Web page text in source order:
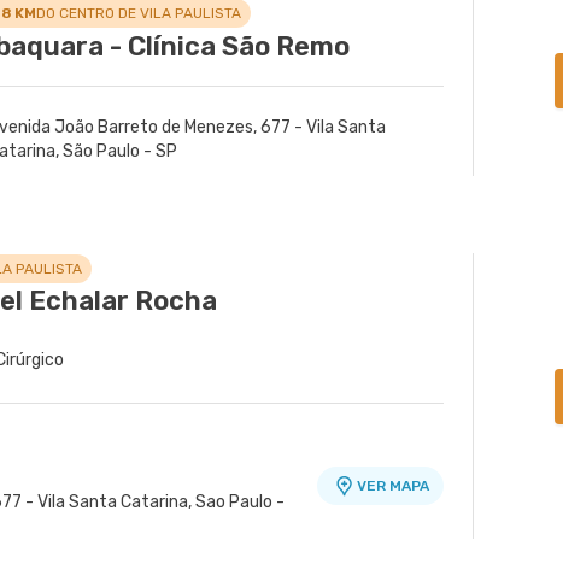
- Quarta Parada, Sao Paulo - SP
KMDO CENTRO DE VILA PAULISTA
- Clínica São Remo
João Barreto de Menezes, 677 - Vila Santa
São Paulo - SP
PAULISTA
Echalar Rocha
- Vila Santa Catarina, Sao Paulo -
VER MAPA